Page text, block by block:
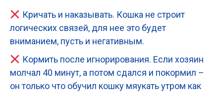
Кричать и наказывать. Кошка не строит
логических связей, для нее это будет
вниманием, пусть и негативным.
Кормить после игнорирования. Если хозяин
молчал 40 минут, а потом сдался и покормил –
он только что обучил кошку мяукать утром как